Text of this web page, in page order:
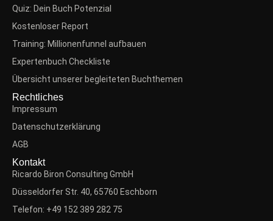
Quiz: Dein Buch Potenzial
Kostenloser Report
Training: Millionenfunnel aufbauen
Expertenbuch Checkliste
Übersicht unserer begleiteten Buchthemen
Rechtliches
Impressum
Datenschutzerklärung
AGB
Kontakt
Ricardo Biron Consulting GmbH
Düsseldorfer Str. 40, 65760 Eschborn
Telefon: +49 152 389 282 75